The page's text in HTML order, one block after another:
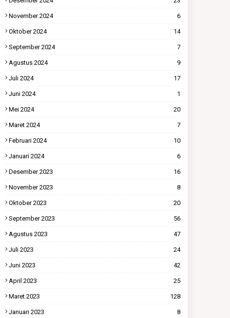
November 2024 6
Oktober 2024 14
September 2024 7
Agustus 2024 9
Juli 2024 17
Juni 2024 1
Mei 2024 20
Maret 2024 7
Februari 2024 10
Januari 2024 6
Desember 2023 16
November 2023 8
Oktober 2023 20
September 2023 56
Agustus 2023 47
Juli 2023 24
Juni 2023 42
April 2023 25
Maret 2023 128
Januari 2023 8